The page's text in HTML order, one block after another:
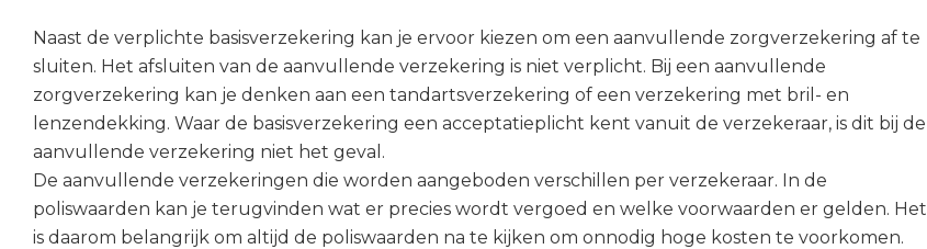
Naast de verplichte basisverzekering kan je ervoor kiezen om een aanvullende zorgverzekering af te
sluiten. Het afsluiten van de aanvullende verzekering is niet verplicht. Bij een aanvullende
zorgverzekering kan je denken aan een tandartsverzekering of een verzekering met bril- en
lenzendekking. Waar de basisverzekering een acceptatieplicht kent vanuit de verzekeraar, is dit bij de
aanvullende verzekering niet het geval.
De aanvullende verzekeringen die worden aangeboden verschillen per verzekeraar. In de
poliswaarden kan je terugvinden wat er precies wordt vergoed en welke voorwaarden er gelden. Het
is daarom belangrijk om altijd de poliswaarden na te kijken om onnodig hoge kosten te voorkomen.